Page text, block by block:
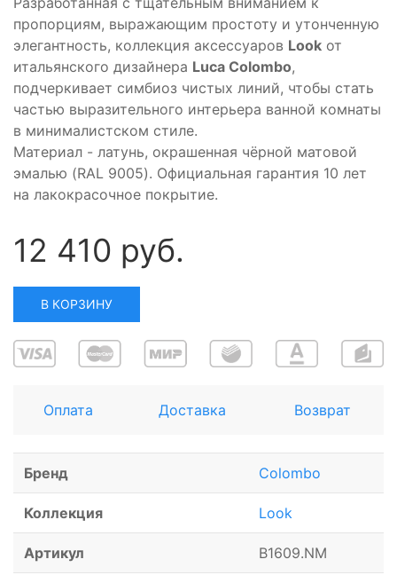
пропорциям, выражающим простоту и утонченную
элегантность, коллекция аксессуаров Look от
итальянского дизайнера Luca Colombo,
подчеркивает симбиоз чистых линий, чтобы стать
частью выразительного интерьера ванной комнаты
в минималистском стиле.
Материал - латунь, окрашенная чёрной матовой
эмалью (RAL 9005). Официальная гарантия 10 лет
на лакокрасочное покрытие.
12 410 руб.
В КОРЗИНУ
Оплата Доставка Возврат
Бренд Colombo
Коллекция Look
Артикул B1609.NM